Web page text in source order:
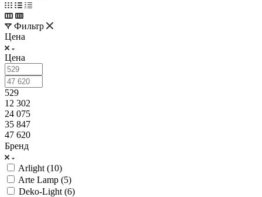
Фильтр
Цена
Цена
529
12 302
24 075
35 847
47 620
Бренд
Arlight (10)
Arte Lamp (5)
Deko-Light (6)